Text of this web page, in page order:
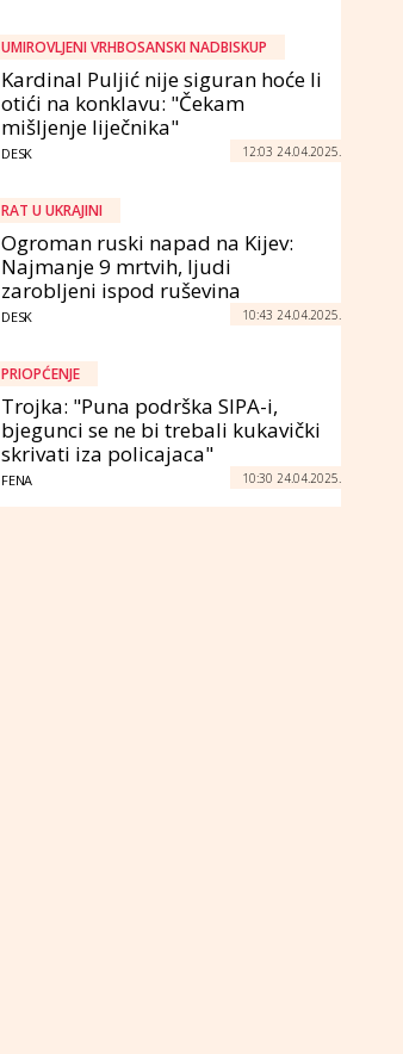
UMIROVLJENI VRHBOSANSKI NADBISKUP
Kardinal Puljić nije siguran hoće li
otići na konklavu: "Čekam
mišljenje liječnika"
DESK 12:03 24.04.2025.
RAT U UKRAJINI
Ogroman ruski napad na Kijev:
Najmanje 9 mrtvih, ljudi
zarobljeni ispod ruševina
DESK 10:43 24.04.2025.
PRIOPĆENJE
Trojka: "Puna podrška SIPA-i,
bjegunci se ne bi trebali kukavički
skrivati iza policajaca"
FENA 10:30 24.04.2025.